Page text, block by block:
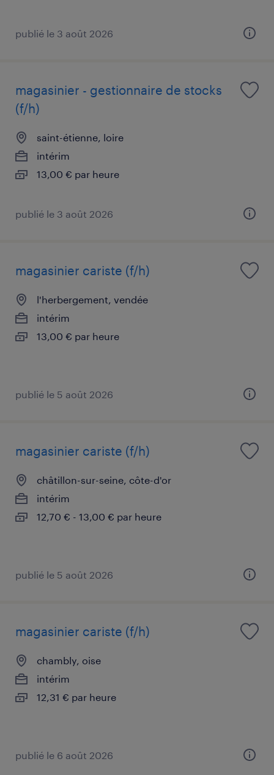
publié le 3 août 2026
magasinier - gestionnaire de stocks
(f/h)
saint-étienne, loire
intérim
13,00 € par heure
publié le 3 août 2026
magasinier cariste (f/h)
l'herbergement, vendée
intérim
13,00 € par heure
publié le 5 août 2026
magasinier cariste (f/h)
châtillon-sur-seine, côte-d'or
intérim
12,70 € - 13,00 € par heure
publié le 5 août 2026
magasinier cariste (f/h)
chambly, oise
intérim
12,31 € par heure
publié le 6 août 2026